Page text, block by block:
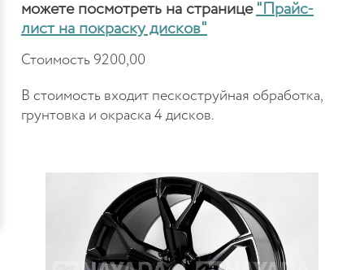
можете посмотреть на странице "Прайс-
лист на покраску дисков"
Стоимость 9200,00
В стоимость входит пескоструйная обработка,
грунтовка и окраска 4 дисков.